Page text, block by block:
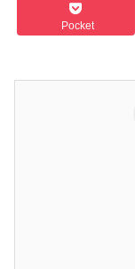
Pocket